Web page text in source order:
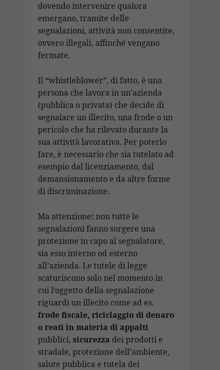
dovendo intervenire qualora
emergano, tramite delle
segnalazioni, attività non consentite,
ovvero illegali, affinché vengano
fermate.
Il “whistleblower”, di fatto, è una
persona che lavora in un’azienda
(pubblica o privata) che decide di
segnalare un illecito, una frode o un
pericolo che ha rilevato durante la
sua attività lavorativa. Per poterlo
fare, è necessario che sia tutelato ad
esempio dal licenziamento, dal
demansionamento e da altre forme
di discriminazione.
Ma attenzione: non tutte le
segnalazioni fanno sorgere una
protezione in capo al segnalatore,
sia esso interno od esterno
all’azienda. Le tutele di legge
scaturiscono solo nel momento in
cui l’oggetto della segnalazione
riguardi un illecito come ad es.
frode fiscale, riciclaggio di denaro
o reati in materia di appalti
pubblici, sicurezza dei prodotti e
stradale, protezione dell’ambiente,
salute pubblica e tutela dei